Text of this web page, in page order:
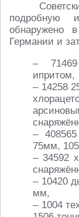
обнаружено
Германии и
– 71469
ипритом,
– 14258
– 408565
75мм,
– 34592
– 10420
мм,
– 1004